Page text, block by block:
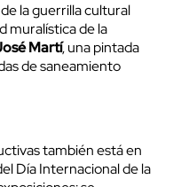
la guerrilla cultural
muralística de la
Martí, una pintada
de saneamiento
también está en
Día Internacional de la